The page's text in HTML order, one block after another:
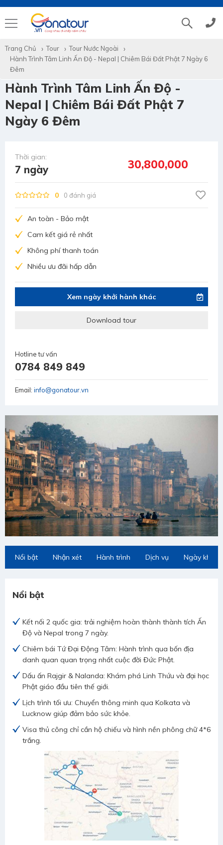
Tổng đài (028)39 14 18 18
Hotline tour nước ngoài 0786 711 611
Hotline tour trong nước
Hotline tư vấn dịch vụ 0784 849 849
Trang Chủ Tour
Tour Nước Ngoài
Hành Trình Tâm Linh Ấn Độ - Nepal | Chiêm Bái Đất Phật 7 Ngày 6
Đêm
Hành Trình Tâm Linh Ấn Độ -
Nepal | Chiêm Bái Đất Phật 7
Ngày 6 Đêm
Thời gian:
7 ngày 30,800,000
0 0 đánh giá
An toàn - Bảo mật
Cam kết giá rẻ nhất
Không phí thanh toán
Nhiều ưu đãi hấp dẫn
Xem ngày khởi hành khác
Download tour
Hotline tư vấn
0784 849 849
Email: info@gonatour.vn
Nổi bật Nhận xét Hành trình Dịch vụ Ngày khởi
Nổi bật
Kết nối 2 quốc gia: trải nghiệm hoàn thành thành tích Ấn
Độ và Nepal trong 7 ngày.
Chiêm bái Tứ Đại Động Tâm: Hành trình qua bốn địa
danh quan quan trọng nhất cuộc đời Đức Phật.
Dấu ấn Rajgir & Nalanda: Khám phá Linh Thứu và đại học
Phật giáo đầu tiên thế giới.
Lịch trình tối ưu: Chuyển thông minh qua Kolkata và
Lucknow giúp đảm bảo sức khỏe.
Visa thủ công chỉ cần hộ chiếu và hình nền phông chữ 4*6
trắng.